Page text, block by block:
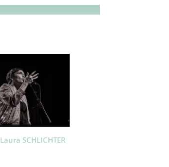
Laura SCHLICHTER